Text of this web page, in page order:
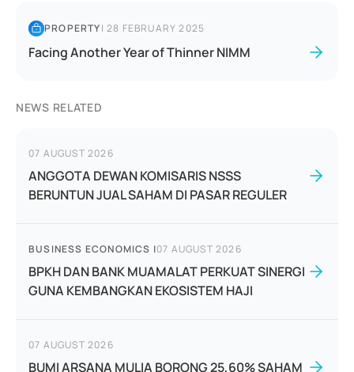
PROPERTY|28 FEBRUARY 2025
Facing Another Year of Thinner NIMM
NEWS RELATED
07 AUGUST 2026
ANGGOTA DEWAN KOMISARIS NSSS
BERUNTUN JUAL SAHAM DI PASAR REGULER
BUSINESS ECONOMICS |07 AUGUST 2026
BPKH DAN BANK MUAMALAT PERKUAT SINERGI
GUNA KEMBANGKAN EKOSISTEM HAJI
07 AUGUST 2026
BUMI ARSANA MULIA BORONG 25,60% SAHAM